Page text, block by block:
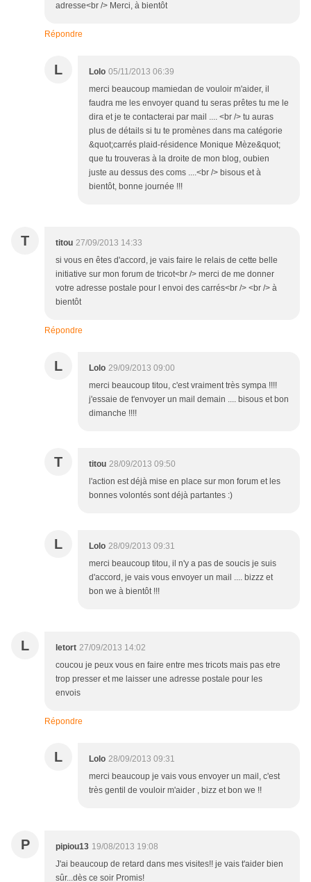
adresse<br /> Merci, à bientôt
Répondre
L Lolo 05/11/2013 06:39
merci beaucoup mamiedan de vouloir m'aider, il
faudra me les envoyer quand tu seras prêtes tu me le
dira et je te contacterai par mail .... <br /> tu auras
plus de détails si tu te promènes dans ma catégorie
&quot;carrés plaid-résidence Monique Mèze&quot;
que tu trouveras à la droite de mon blog, oubien
juste au dessus des coms ....<br /> bisous et à
bientôt, bonne journée !!!
T titou 27/09/2013 14:33
si vous en êtes d'accord, je vais faire le relais de cette belle
initiative sur mon forum de tricot<br /> merci de me donner
votre adresse postale pour l envoi des carrés<br /> <br /> à
bientôt
Répondre
L Lolo 29/09/2013 09:00
merci beaucoup titou, c'est vraiment très sympa !!!!
j'essaie de t'envoyer un mail demain .... bisous et bon
dimanche !!!!
T titou 28/09/2013 09:50
l'action est déjà mise en place sur mon forum et les
bonnes volontés sont déjà partantes :)
L Lolo 28/09/2013 09:31
merci beaucoup titou, il n'y a pas de soucis je suis
d'accord, je vais vous envoyer un mail .... bizzz et
bon we à bientôt !!!
L letort 27/09/2013 14:02
coucou je peux vous en faire entre mes tricots mais pas etre
trop presser et me laisser une adresse postale pour les
envois
Répondre
L Lolo 28/09/2013 09:31
merci beaucoup je vais vous envoyer un mail, c'est
très gentil de vouloir m'aider , bizz et bon we !!
P pipiou13 19/08/2013 19:08
J'ai beaucoup de retard dans mes visites!! je vais t'aider bien
sûr...dès ce soir Promis!